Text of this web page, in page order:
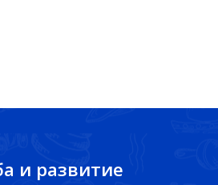
и развитие